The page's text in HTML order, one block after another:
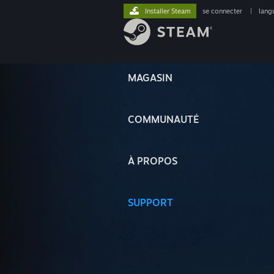
MAGASIN
COMMUNAUTÉ
À PROPOS
SUPPORT
Installer Steam se connecter